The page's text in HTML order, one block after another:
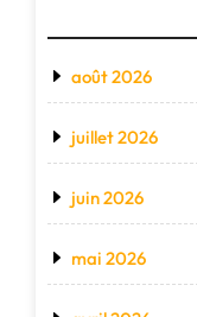
août 2026
juillet 2026
juin 2026
mai 2026